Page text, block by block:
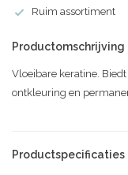
Ruim assortiment
Productomschrijving
Vloeibare keratine.
ontkleuring en
Productspecificaties